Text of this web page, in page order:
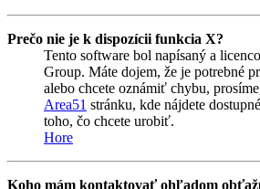
Prečo nie je k dispozícii funkcia X?
Tento software bol napísaný a
Group. Máte dojem, že je potrebné
alebo chcete oznámiť chybu,
Area51 stránku, kde nájdete
toho, čo chcete urobiť.
Hore
Koho mám kontaktovať ohľadom